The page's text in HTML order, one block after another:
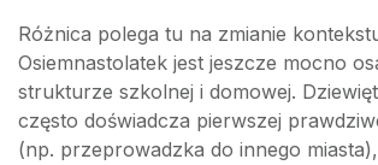
Różnica polega tu na zmianie
Osiemnastolatek jest jeszcze mocno
strukturze szkolnej i domowej.
często doświadcza pierwszej
(np. przeprowadzka do innego